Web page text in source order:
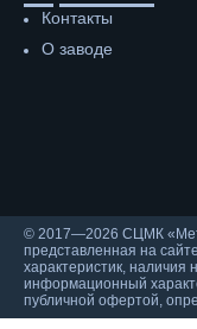
Контакты
О заводе
© 2017—2026 СЦМК
представленная на
характеристик, наличия
информационный
публичной офертой,